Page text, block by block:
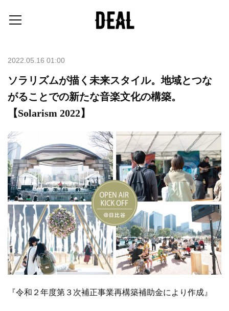
2022.05.16 01:00
ソラリズムが描く未来スタイル。地域とつな
がることでの新たな音楽文化の構築。
【Solarism 2022】
『令和２年度第３次補正事業再構築補助金により作成』